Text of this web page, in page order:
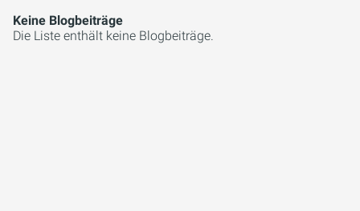
Keine Blogbeiträge
Die Liste enthält keine Blogbeiträge.